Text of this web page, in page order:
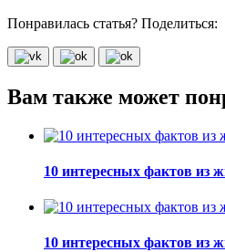
Понравилась статья? Поделиться:
Вам также может
10 интересных фактов из
10 интересных фактов из